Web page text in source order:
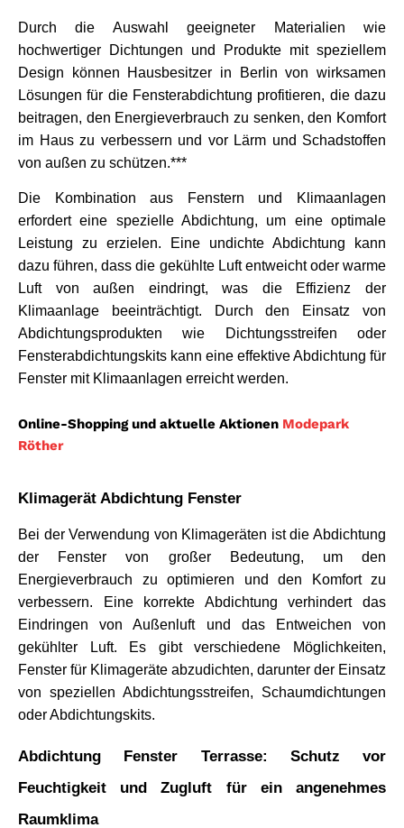
Durch die Auswahl geeigneter Materialien wie
hochwertiger Dichtungen und Produkte mit speziellem
Design können Hausbesitzer in Berlin von wirksamen
Lösungen für die Fensterabdichtung profitieren, die dazu
beitragen, den Energieverbrauch zu senken, den Komfort
im Haus zu verbessern und vor Lärm und Schadstoffen
von außen zu schützen.***
Die Kombination aus Fenstern und Klimaanlagen
erfordert eine spezielle Abdichtung, um eine optimale
Leistung zu erzielen. Eine undichte Abdichtung kann
dazu führen, dass die gekühlte Luft entweicht oder warme
Luft von außen eindringt, was die Effizienz der
Klimaanlage beeinträchtigt. Durch den Einsatz von
Abdichtungsprodukten wie Dichtungsstreifen oder
Fensterabdichtungskits kann eine effektive Abdichtung für
Fenster mit Klimaanlagen erreicht werden.
Online-Shopping und aktuelle Aktionen Modepark
Röther
Klimagerät Abdichtung Fenster
Bei der Verwendung von Klimageräten ist die Abdichtung
der Fenster von großer Bedeutung, um den
Energieverbrauch zu optimieren und den Komfort zu
verbessern. Eine korrekte Abdichtung verhindert das
Eindringen von Außenluft und das Entweichen von
gekühlter Luft. Es gibt verschiedene Möglichkeiten,
Fenster für Klimageräte abzudichten, darunter der Einsatz
von speziellen Abdichtungsstreifen, Schaumdichtungen
oder Abdichtungskits.
Abdichtung Fenster Terrasse: Schutz vor
Feuchtigkeit und Zugluft für ein angenehmes
Raumklima